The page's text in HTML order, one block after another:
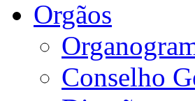
Orgãos
Conselho